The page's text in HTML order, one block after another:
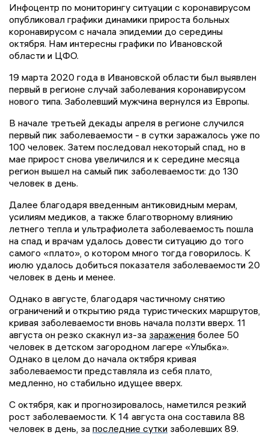
Инфоцентр по мониторингу ситуации с коронавирусом
опубликовал графики динамики прироста больных
коронавирусом с начала эпидемии до середины
октября. Нам интересны графики по Ивановской
области и ЦФО.
19 марта 2020 года в Ивановской области был выявлен
первый в регионе случай заболевания коронавирусом
нового типа. Заболевший мужчина вернулся из Европы.
В начале третьей декады апреля в регионе случился
первый пик заболеваемости - в сутки заражалось уже по
100 человек. Затем последовал некоторый спад, но в
мае прирост снова увеличился и к середине месяца
регион вышел на самый пик заболеваемости: до 130
человек в день.
Далее благодаря введенным антиковидным мерам,
усилиям медиков, а также благотворному влиянию
летнего тепла и ультрафиолета заболеваемость пошла
на спад и врачам удалось довести ситуацию до того
самого «плато», о котором много тогда говорилось. К
июлю удалось добиться показателя заболеваемости 20
человек в день и менее.
Однако в августе, благодаря частичному снятию
ограничений и открытию ряда туристических маршрутов,
кривая заболеваемости вновь начала ползти вверх. 11
августа он резко скакнул из-за заражения более 50
человек в детском загородном лагере «Улыбка».
Однако в целом до начала октября кривая
заболеваемости представляла из себя плато,
медленно, но стабильно идущее вверх.
С октября, как и прогнозировалось, наметился резкий
рост заболеваемости. К 14 августа она составила 88
человек в день, за последние сутки заболевших 89.